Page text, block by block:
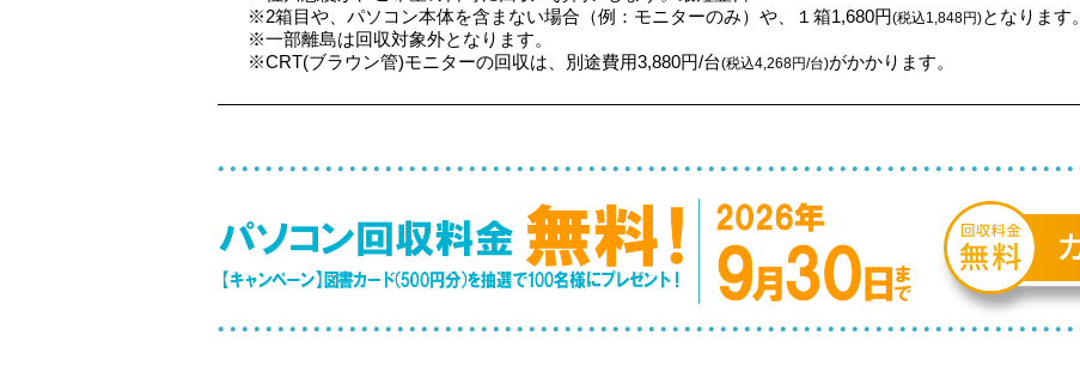
※2箱目や、パソコン本体を含まない場合（例：モニターのみ）や、１箱1,680円(税込1,848円)となります。
※一部離島は回収対象外となります。
※CRT(ブラウン管)モニターの回収は、別途費用3,880円/台(税込4,268円/台)がかかります。